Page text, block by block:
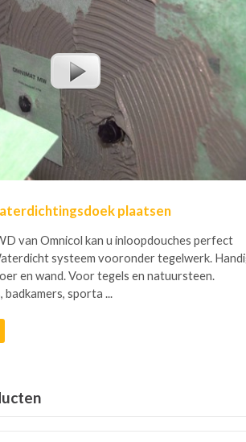
plaatsen
van Omnicol kan u inloopdouches perfect
systeem vooronder tegelwerk.
en wand. Voor tegels en natuursteen.
badkamers, sporta ...